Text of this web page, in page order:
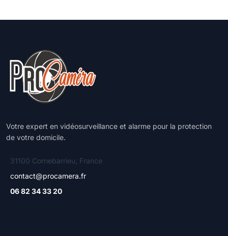
Votre expert en vidéosurveillance et alarme pour la protection
de votre domicile.
31100 Cornebarrieu, France
contact@procamera.fr
06 82 34 33 20